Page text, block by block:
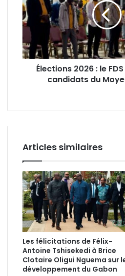
le
FDS
présente
ses
candidats
du
Moyen-Élections 2026 : le
candidats du
Articles similaires
Les félicitations de Félix-
Antoine Tshisekedi à Brice
Clotaire Oligui Nguema sur
développement du Gabon